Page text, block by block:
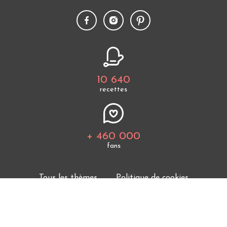
10 640
recettes
+ 460 000
fans
Tous les thèmes
Politique de cookies